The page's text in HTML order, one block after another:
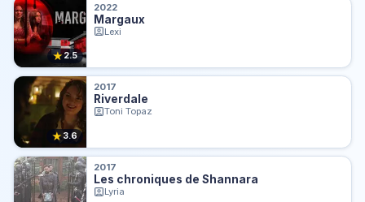
★2.5
2022
Margaux
Lexi
★3.6
2017
Riverdale
Toni Topaz
2017
Les chroniques de Shannara
Lyria